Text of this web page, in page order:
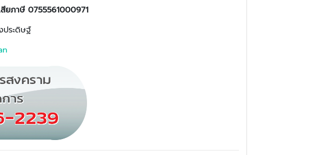
ยภาษี 0755561000971
ประดิษฐ์